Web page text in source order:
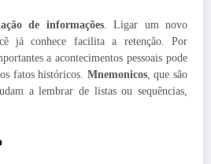
de informações. Ligar um novo
já conhece facilita a retenção. Por
a acontecimentos pessoais pode
fatos históricos. Mnemonicos, que são
a lembrar de listas ou sequências,